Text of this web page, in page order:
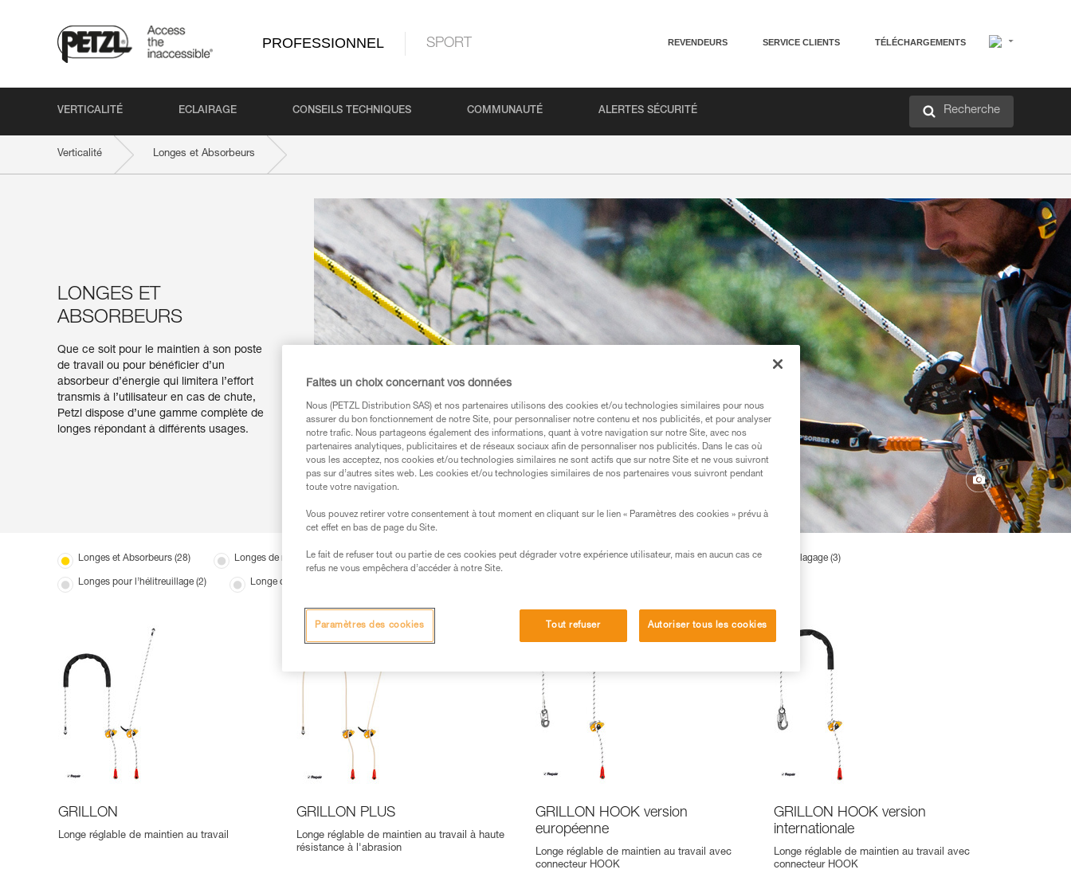
PROFESSIONNEL SPORT REVENDEURS SERVICE CLIENTS TÉLÉCHARGEMENTS
VERTICALITÉ ECLAIRAGE CONSEILS TECHNIQUES COMMUNAUTÉ ALERTES SÉCURITÉ Recherche
Verticalité Longes et Absorbeurs
LONGES ET
ABSORBEURS
Que ce soit pour le maintien à son poste
de travail ou pour bénéficier d’un
absorbeur d’énergie qui limitera l’effort
transmis à l’utilisateur en cas de chute,
Petzl dispose d’une gamme complète de
longes répondant à différents usages.
Longes et Absorbeurs (28) Longes de maintien au travail (5) Longes d’antichute (12) Longes pour l’accès difficile (4) Longes pour l’élagage (3)
Longes pour l’hélitreuillage (2) Longe de maintien au travail personnalisable (2)
GRILLON
Longe réglable de maintien au travail
GRILLON PLUS
Longe réglable de maintien au travail à haute
résistance à l'abrasion
GRILLON HOOK version
européenne
Longe réglable de maintien au travail avec
connecteur HOOK
GRILLON HOOK version
internationale
Longe réglable de maintien au travail avec
connecteur HOOK
Faites un choix concernant vos données
Nous (PETZL Distribution SAS) et nos partenaires utilisons des cookies et/ou technologies similaires pour nous
assurer du bon fonctionnement de notre Site, pour personnaliser notre contenu et nos publicités, et pour analyser
notre trafic. Nous partageons également des informations, quant à votre navigation sur notre Site, avec nos
partenaires analytiques, publicitaires et de réseaux sociaux afin de personnaliser nos publicités. Dans le cas où
vous les acceptez, nos cookies et/ou technologies similaires ne sont actifs que sur notre Site et ne vous suivront
pas sur d’autres sites web. Les cookies et/ou technologies similaires de nos partenaires vous suivront pendant
toute votre navigation.
Vous pouvez retirer votre consentement à tout moment en cliquant sur le lien « Paramètres des cookies » prévu à
cet effet en bas de page du Site.
Le fait de refuser tout ou partie de ces cookies peut dégrader votre expérience utilisateur, mais en aucun cas ce
refus ne vous empêchera d’accéder à notre Site.
Tout refuser Autoriser tous les cookies
Paramètres des cookies